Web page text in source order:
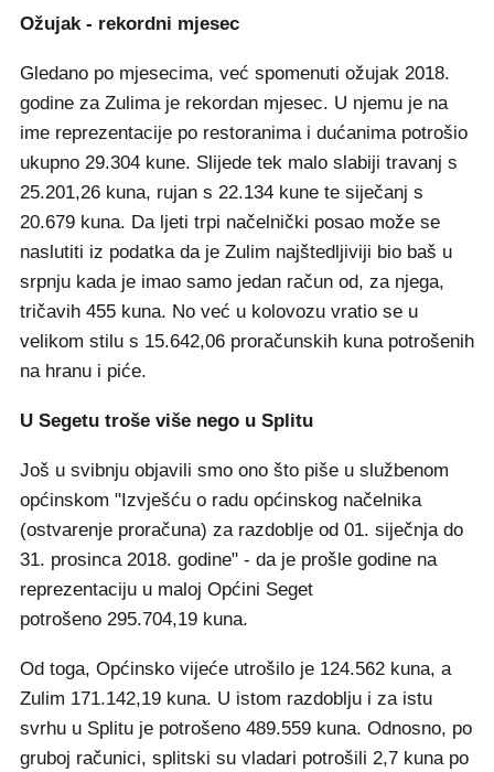
Ožujak - rekordni mjesec
Gledano po mjesecima, već spomenuti ožujak 2018.
godine za Zulima je rekordan mjesec. U njemu je na
ime reprezentacije po restoranima i dućanima potrošio
ukupno 29.304 kune. Slijede tek malo slabiji travanj s
25.201,26 kuna, rujan s 22.134 kune te siječanj s
20.679 kuna. Da ljeti trpi načelnički posao može se
naslutiti iz podatka da je Zulim najštedljiviji bio baš u
srpnju kada je imao samo jedan račun od, za njega,
tričavih 455 kuna. No već u kolovozu vratio se u
velikom stilu s 15.642,06 proračunskih kuna potrošenih
na hranu i piće.
U Segetu troše više nego u Splitu
Još u svibnju objavili smo ono što piše u službenom
općinskom "Izvješću o radu općinskog načelnika
(ostvarenje proračuna) za razdoblje od 01. siječnja do
31. prosinca 2018. godine" - da je prošle godine na
reprezentaciju u maloj Općini Seget
potrošeno 295.704,19 kuna.
Od toga, Općinsko vijeće utrošilo je 124.562 kuna, a
Zulim 171.142,19 kuna. U istom razdoblju i za istu
svrhu u Splitu je potrošeno 489.559 kuna. Odnosno, po
gruboj računici, splitski su vladari potrošili 2,7 kuna po